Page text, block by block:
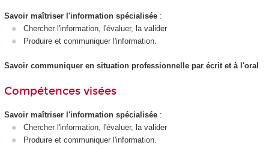
Savoir maîtriser l'information spécialisée:
Chercher l'information, l'évaluer, la valider
Produire et communiquer l'information.
Savoir communiquer en situation professionnelle par écrit et à l'oral
Compétences visées
Savoir maîtriser l'information spécialisée:
Chercher l'information, l'évaluer, la valider
Produire et communiquer l'information.